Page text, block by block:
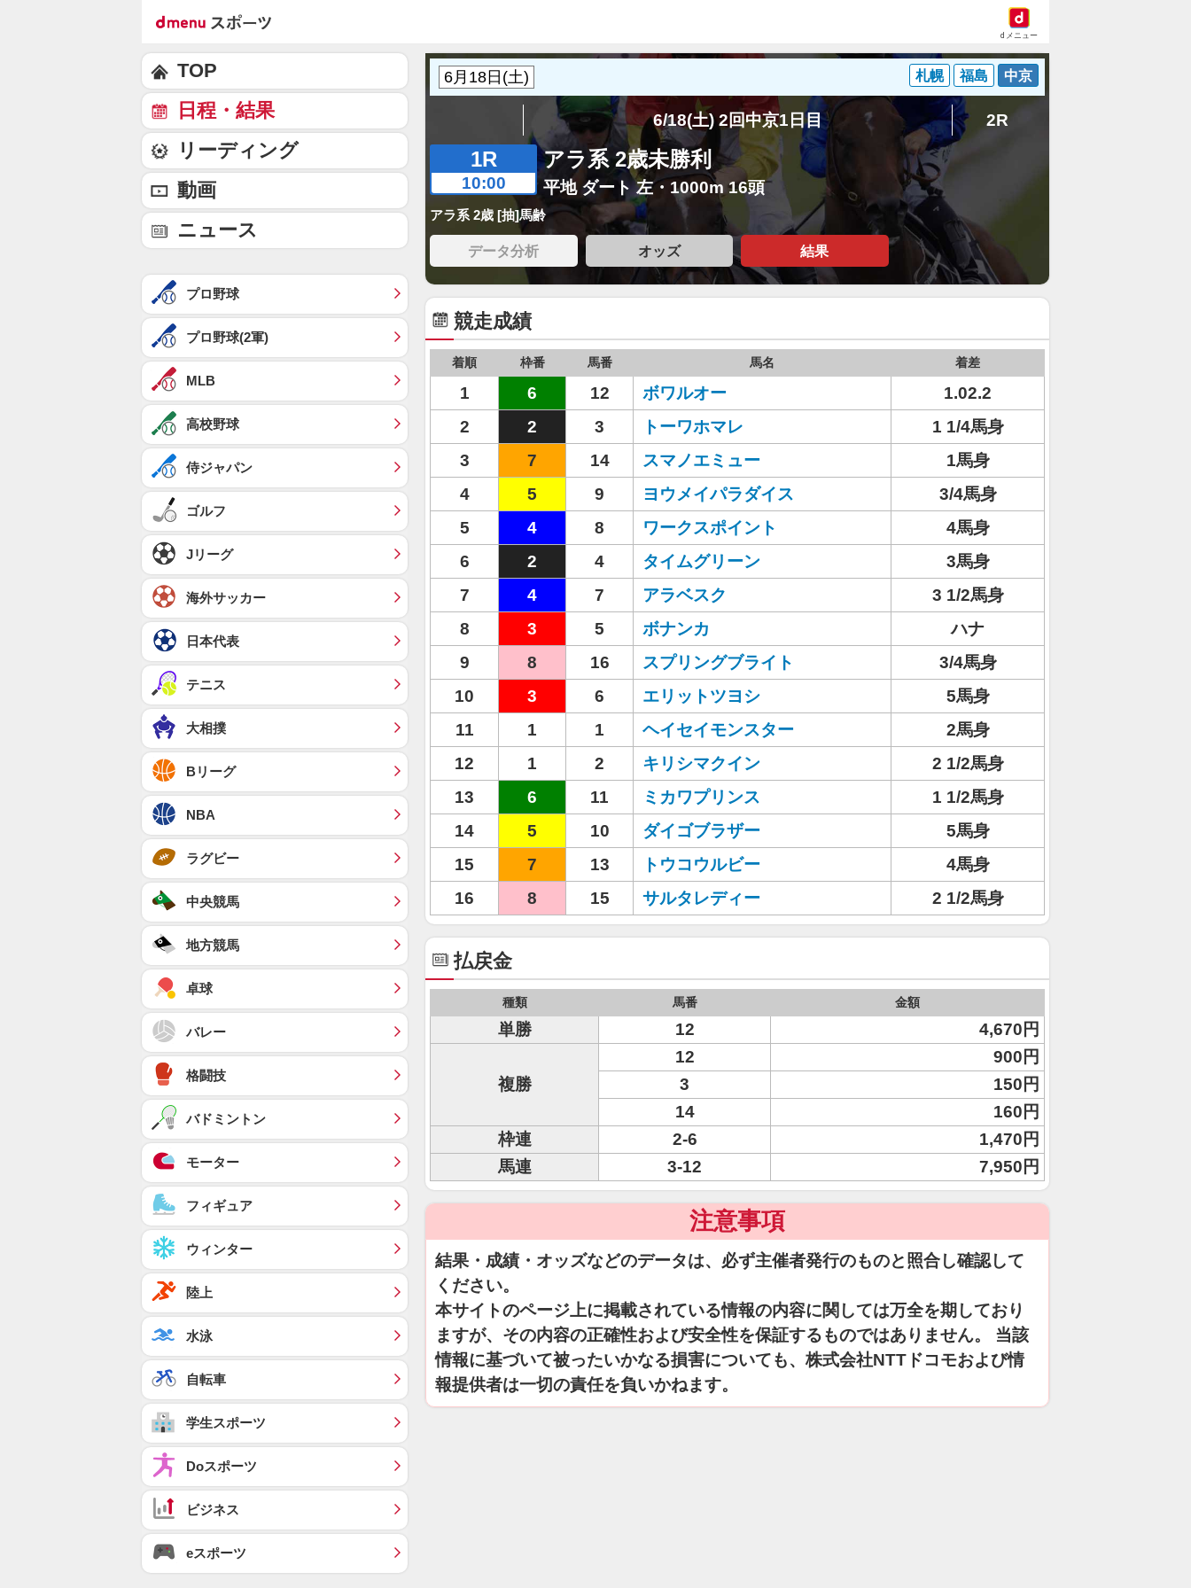
dメニュー
札幌 福島 中京
6/18(土) 2回中京1日目 2R
1R
10:00
アラ系 2歳未勝利
平地 ダート 左・1000m 16頭
アラ系 2歳 [抽]馬齢
データ分析 オッズ 結果
競走成績
着順 枠番 馬番 馬名 着差
1 6 12 ボワルオー
1.02.2
2
2 3 トーワホマレ
1 1/4馬身
3
7 14 スマノエミュー
1馬身
4
5 9 ヨウメイパラダイス
3/4馬身
5
4 8 ワークスポイント
4馬身
6
2 4 タイムグリーン
3馬身
7
4 7 アラベスク
3 1/2馬身
8
3 5 ボナンカ
ハナ
9
8 16 スプリングブライト
3/4馬身
10
3 6 エリットツヨシ
5馬身
11
1 1 ヘイセイモンスター
2馬身
12
1 2 キリシマクイン
2 1/2馬身
13
6 11 ミカワプリンス
1 1/2馬身
14
5 10 ダイゴブラザー
5馬身
15
7 13 トウコウルビー
4馬身
16
8 15 サルタレディー 2 1/2馬身
払戻金
種類 馬番 金額
単勝 12 4,670円
複勝
12
900円
3
150円
14
160円
枠連
2-6
1,470円
馬連
3-12 7,950円
注意事項
結果・成績・オッズなどのデータは、必ず主催者発行のものと照合し確認して
ください。
本サイトのページ上に掲載されている情報の内容に関しては万全を期しており
ますが、その内容の正確性および安全性を保証するものではありません。 当該
情報に基づいて被ったいかなる損害についても、株式会社NTTドコモおよび情
報提供者は一切の責任を負いかねます。
TOP
日程・結果
リーディング
動画
ニュース
プロ野球
プロ野球(2軍)
MLB
高校野球
侍ジャパン
ゴルフ
Jリーグ
海外サッカー
日本代表
テニス
大相撲
Bリーグ
NBA
ラグビー
中央競馬
地方競馬
卓球
バレー
格闘技
バドミントン
モーター
フィギュア
ウィンター
陸上
水泳
自転車
学生スポーツ
Doスポーツ
ビジネス
eスポーツ